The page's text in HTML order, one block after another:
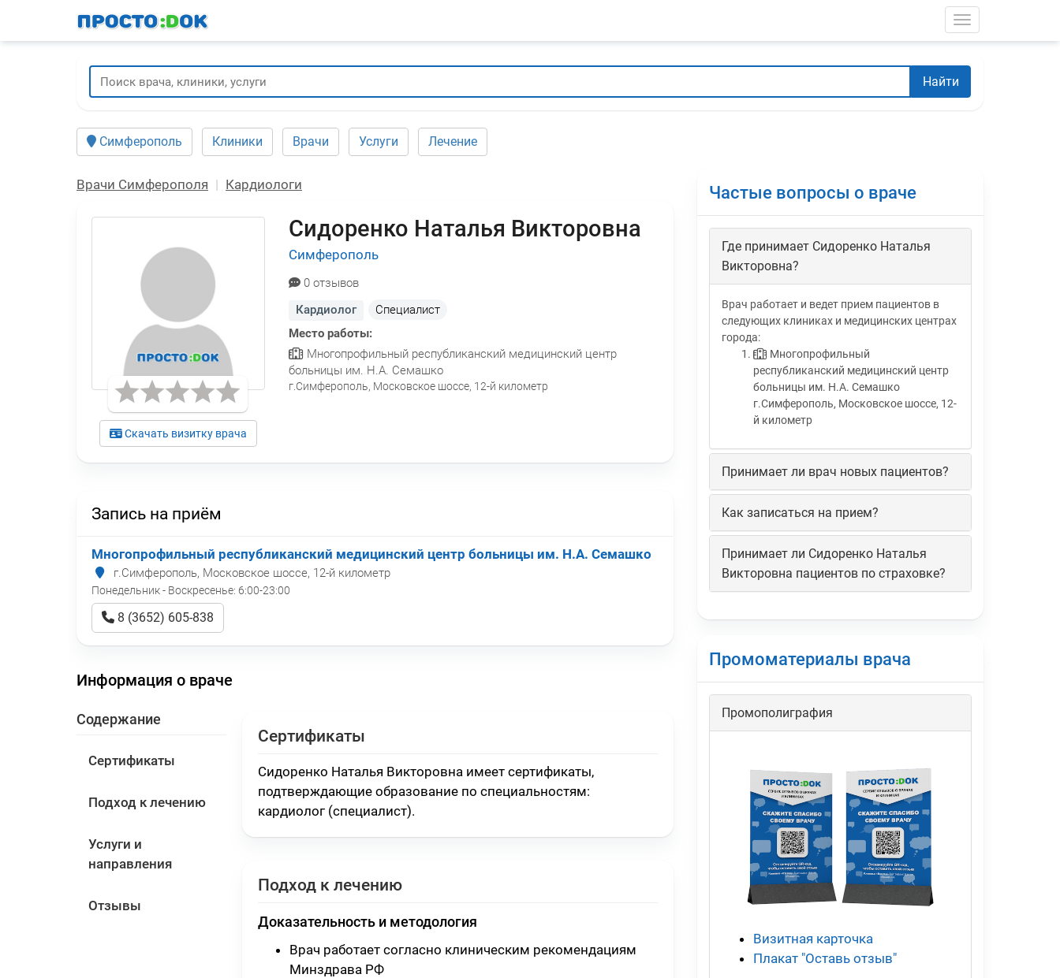
Toggle
Найти
Симферополь Клиники Врачи Услуги Лечение
Врачи Симферополя Кардиологи
Скачать визитку врача
Сидоренко Наталья Викторовна
Симферополь
0 отзывов
Кардиолог
Специалист
Место работы:
Многопрофильный республиканский медицинский центр
больницы им. Н.А. Семашко
г.Симферополь, Московское шоссе, 12-й километр
Запись на приём
Многопрофильный республиканский медицинский центр больницы им. Н.А. Семашко
г.Симферополь, Московское шоссе, 12-й километр
Понедельник - Воскресенье: 6:00-23:00
8 (3652) 605-838
Информация о враче
Содержание
Сертификаты
Подход к лечению
Услуги и
направления
Отзывы
Сертификаты
Сидоренко Наталья Викторовна имеет сертификаты,
подтверждающие образование по специальностям:
кардиолог (специалист).
Подход к лечению
Доказательность и методология
Врач работает согласно клиническим рекомендациям
Минздрава РФ
Частые вопросы о враче
Где принимает Сидоренко Наталья
Викторовна?
Врач работает и ведет прием пациентов в
следующих клиниках и медицинских центрах
города:
Многопрофильный
республиканский медицинский центр
больницы им. Н.А. Семашко
г.Симферополь, Московское шоссе, 12-
й километр
Принимает ли врач новых пациентов?
Как записаться на прием?
Принимает ли Сидоренко Наталья
Викторовна пациентов по страховке?
Промоматериалы врача
Промополиграфия
Визитная карточка
Плакат "Оставь отзыв"